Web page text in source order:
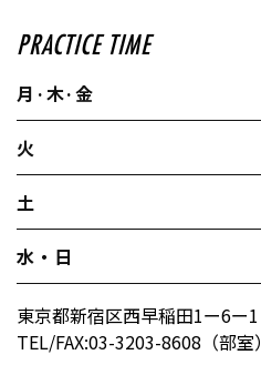
PRACTICE TIME
月·木·金
火
土
水・日
東京都新宿区西早稲田1ー6ー1
TEL/FAX:03-3203-8608（部室）